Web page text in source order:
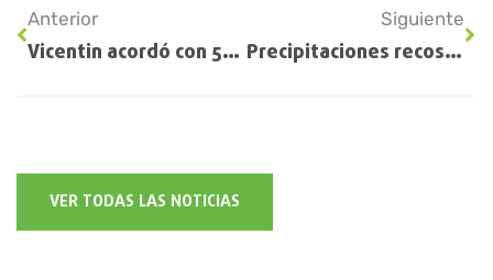
Anterior
Vicentin acordó con 51% de los acreedores
Siguiente
Precipitaciones recostadas sobre el este de la Región
VER TODAS LAS NOTICIAS